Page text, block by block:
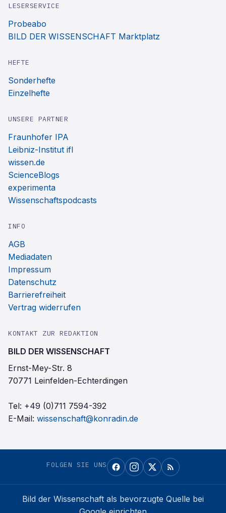
LESERSERVICE
Probeabo
BILD DER WISSENSCHAFT Marktplatz
HEFTE
Sonderhefte
Einzelhefte
UNSERE PARTNER
Fraunhofer IPA
Leibniz-Institut ifl
wissen.de
ScienceBlogs
experimenta
Wissenschaftspodcasts
INFO
AGB
Mediadaten
Impressum
Datenschutz
Barrierefreiheit
Vertrag widerrufen
KONTAKT ZUR REDAKTION
BILD DER WISSENSCHAFT
Ernst-Mey-Str. 8
70771 Leinfelden-Echterdingen
Tel: +49 (0)711 7594-392
E-Mail: wissenschaft@konradin.de
FOLGEN SIE UNS
Bild der Wissenschaft als bevorzugte Quelle bei